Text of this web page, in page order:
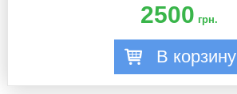
2500 грн.
В корзину